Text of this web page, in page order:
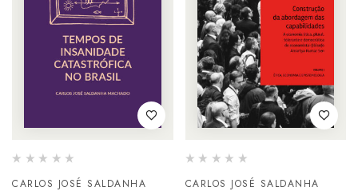
CARLOS JOSÉ SALDANHA
CARLOS JOSÉ SALDANHA